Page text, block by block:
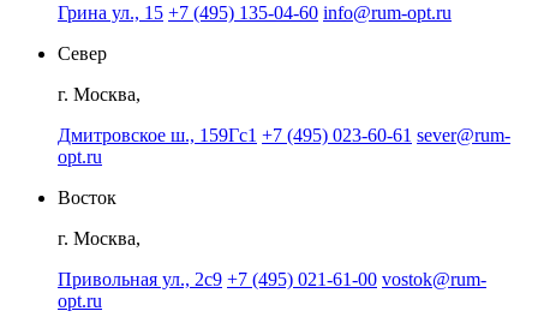
Грина ул., 15 +7 (495) 135-04-60 info@rum-opt.ru
Север
г. Москва,
Дмитровское ш., 159Гс1 +7 (495) 023-60-61 sever@rum-
opt.ru
Восток
г. Москва,
Привольная ул., 2с9 +7 (495) 021-61-00 vostok@rum-
opt.ru